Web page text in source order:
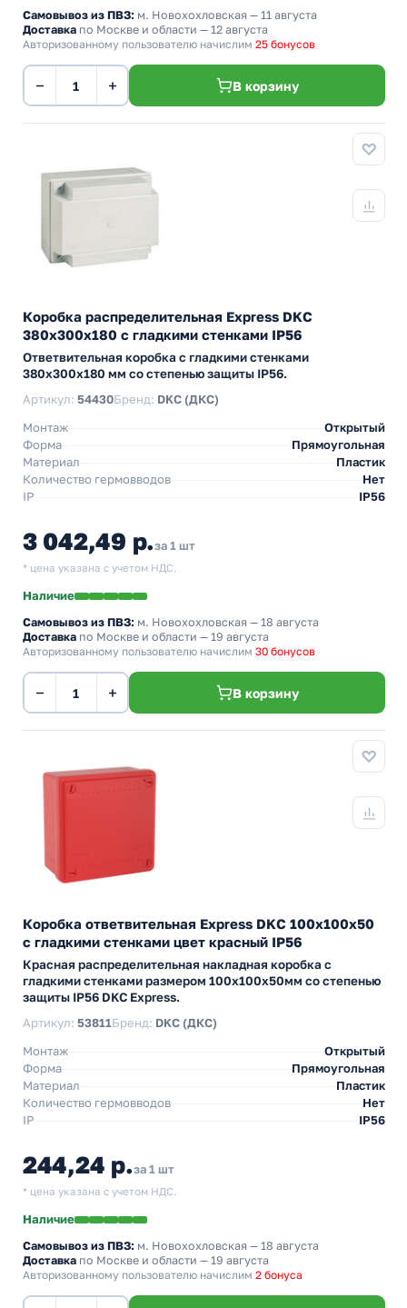
Самовывоз из ПВЗ: м. Новохохловская — 11 августа
Доставка по Москве и области — 12 августа
Авторизованному пользователю начислим 25 бонусов
− + В корзину
Коробка распределительная Express DKC
380х300х180 с гладкими стенками IP56
Ответвительная коробка с гладкими стенками
380х300х180 мм со степенью защиты IP56.
Артикул: 54430Бренд: DKC (ДКС)
Монтаж
Открытый
Форма
Прямоугольная
Материал
Пластик
Количество гермовводов
Нет
IP
IP56
3 042,49 р.за 1 шт
* цена указана с учетом НДС.
Наличие
Самовывоз из ПВЗ: м. Новохохловская — 18 августа
Доставка по Москве и области — 19 августа
Авторизованному пользователю начислим 30 бонусов
− + В корзину
Коробка ответвительная Express DKC 100х100х50
с гладкими стенками цвет красный IP56
Красная распределительная накладная коробка с
гладкими стенками размером 100х100х50мм со степенью
защиты IP56 DKC Express.
Артикул: 53811Бренд: DKC (ДКС)
Монтаж
Открытый
Форма
Прямоугольная
Материал
Пластик
Количество гермовводов
Нет
IP
IP56
244,24 р.за 1 шт
* цена указана с учетом НДС.
Наличие
Самовывоз из ПВЗ: м. Новохохловская — 18 августа
Доставка по Москве и области — 19 августа
Авторизованному пользователю начислим 2 бонуса